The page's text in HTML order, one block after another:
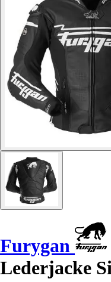
Furygan
Lederjacke